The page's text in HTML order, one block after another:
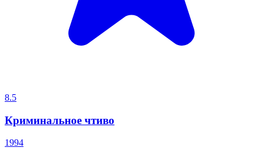
8.5
Криминальное чтиво
1994